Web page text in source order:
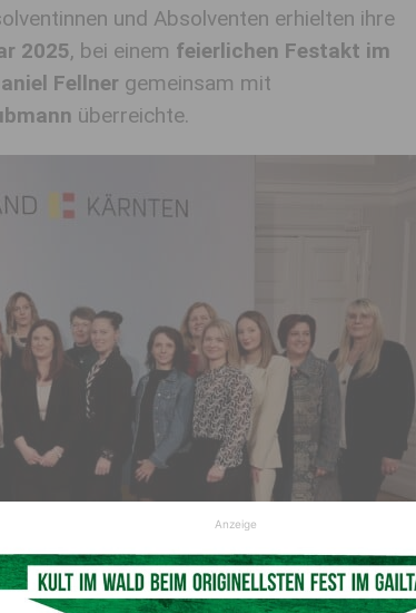
und Absolventen erhielten ihre
2025, bei einem feierlichen Festakt im
Fellner gemeinsam mit
überreichte.
Anzeige